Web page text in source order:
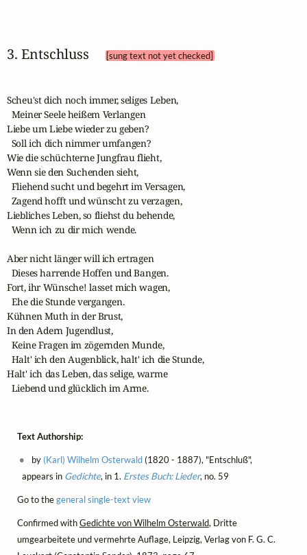
3. Entschluss [sung text not yet checked]
Scheu'st dich noch immer, seliges Leben,
  Meiner Seele heißem Verlangen
Liebe um Liebe wieder zu geben?
  Soll ich dich nimmer umfangen?
Wie die schüchterne Jungfrau flieht,
Wenn sie den Suchenden sieht,
  Fliehend sucht und begehrt im Versagen,
  Zagend hofft und wünscht zu verzagen,
Liebliches Leben, so fliehst du behende,
  Wenn ich zu dir mich wende.
Aber nicht länger will ich ertragen
  Dieses harrende Hoffen und Bangen.
Fort, ihr Wünsche! lasset mich wagen,
  Ehe die Stunde vergangen.
Kühnen Muth in der Brust,
In den Adern Jugendlust,
  Keine Fragen im zögernden Munde,
  Halt' ich den Augenblick, halt' ich die Stunde,
Halt' ich das Leben, das selige, warme
  Liebend und glücklich im Arme.
Text Authorship:
by (Karl) Wilhelm Osterwald(1820 - 1887), "Entschluß",
appears in Gedichte, in 1. Erstes Buch: Lieder, no. 59
Go to thegeneral single-text view
Confirmed withGedichte von Wilhelm Osterwald, Dritte
umgearbeitete und vermehrte Auflage, Leipzig, Verlag von F. G. C.